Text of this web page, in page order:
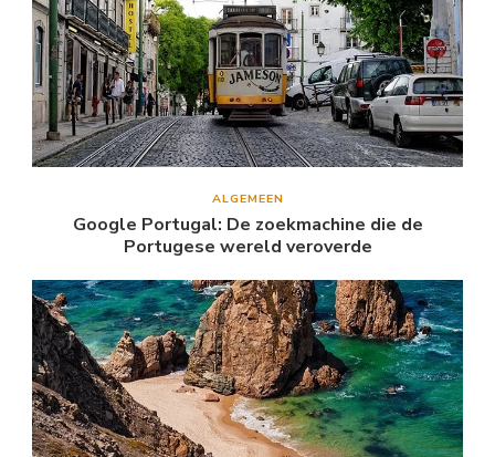
ALGEMEEN
Google Portugal: De zoekmachine die de
Portugese wereld veroverde